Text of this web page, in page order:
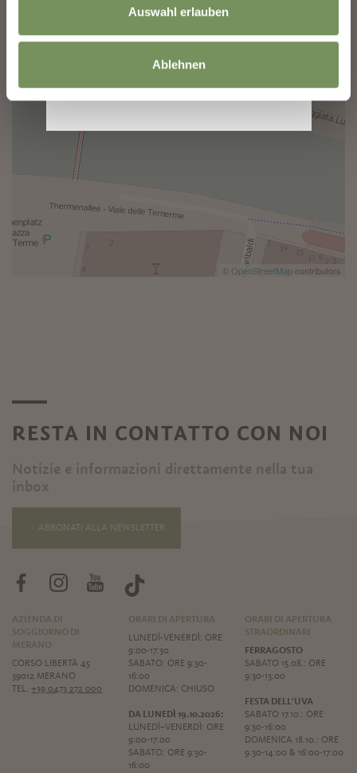
Auswahl erlauben
Ablehnen
© OpenStreetMap contributors
RESTA IN CONTATTO CON NOI
Notizie e informazioni direttamente nella tua
inbox
ABBONATI ALLA NEWSLETTER
AZIENDA DI
SOGGIORNO DI
MERANO
CORSO LIBERTÀ 45
39012 MERANO
TEL.+39 0473 272 000
ORARI DI APERTURA
LUNEDÌ-VENERDÌ: ORE
9:00-17:30
SABATO: ORE 9:30-
16:00
DOMENICA: CHIUSO
DA LUNEDÌ 19.10.2026:
LUNEDÌ–VENERDÌ: ORE
9:00-17:00
SABATO: ORE 9:30-
16:00
ORARI DI APERTURA
STRAORDINARI
FERRAGOSTO
SABATO 15.08.: ORE
9:30-13:00
FESTA DELL'UVA
SABATO 17.10.: ORE
9:30-16:00
DOMENICA 18.10.: ORE
9:30-14:00 & 16:00-17:00